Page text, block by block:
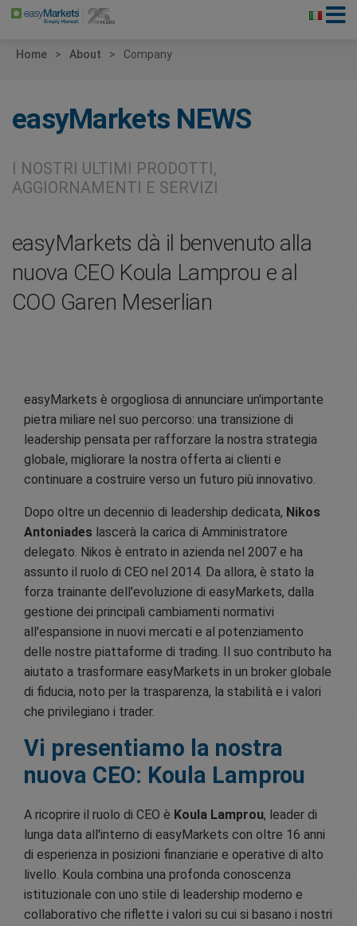
Home About Company
easyMarkets NEWS
I NOSTRI ULTIMI PRODOTTI,
AGGIORNAMENTI E SERVIZI
easyMarkets dà il benvenuto alla
nuova CEO Koula Lamprou e al
COO Garen Meserlian
easyMarkets è orgogliosa di annunciare un'importante
pietra miliare nel suo percorso: una transizione di
leadership pensata per rafforzare la nostra strategia
globale, migliorare la nostra offerta ai clienti e
continuare a costruire verso un futuro più innovativo.
Dopo oltre un decennio di leadership dedicata, Nikos
Antoniades lascerà la carica di Amministratore
delegato. Nikos è entrato in azienda nel 2007 e ha
assunto il ruolo di CEO nel 2014. Da allora, è stato la
forza trainante dell'evoluzione di easyMarkets, dalla
gestione dei principali cambiamenti normativi
all'espansione in nuovi mercati e al potenziamento
delle nostre piattaforme di trading. Il suo contributo ha
aiutato a trasformare easyMarkets in un broker globale
di fiducia, noto per la trasparenza, la stabilità e i valori
che privilegiano i trader.
Vi presentiamo la nostra
nuova CEO: Koula Lamprou
A ricoprire il ruolo di CEO è Koula Lamprou, leader di
lunga data all'interno di easyMarkets con oltre 16 anni
di esperienza in posizioni finanziarie e operative di alto
livello. Koula combina una profonda conoscenza
istituzionale con uno stile di leadership moderno e
collaborativo che riflette i valori su cui si basano i nostri